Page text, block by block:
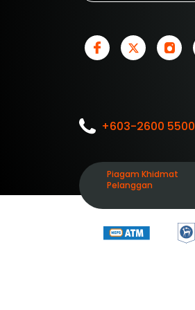
+603-2600 5500
Piagam Khidmat
Pelanggan